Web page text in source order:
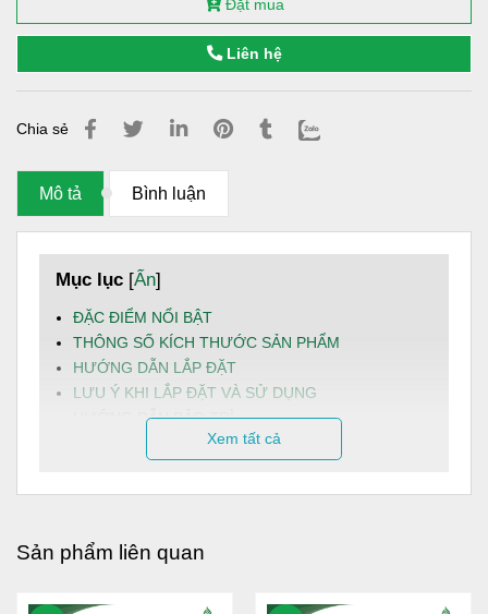
Đặt mua
Liên hệ
Chia sẻ
Mô tả Bình luận
Mục lục [Ẩn]
ĐẶC ĐIỂM NỔI BẬT
THÔNG SỐ KÍCH THƯỚC SẢN PHẨM
HƯỚNG DẪN LẮP ĐẶT
LƯU Ý KHI LẮP ĐẶT VÀ SỬ DỤNG
HƯỚNG DẪN BẢO TRÌ
DỊCH VỤ VÀ HẬU MÃI
Bồn nước inox Daphanội địa 3000L đứng là dòng sản
thuật nghiêm ngặt trong nước, đáp ứng tốt nhu cầu lưu trữ
Xem tất cả
Sản phẩm liên quan